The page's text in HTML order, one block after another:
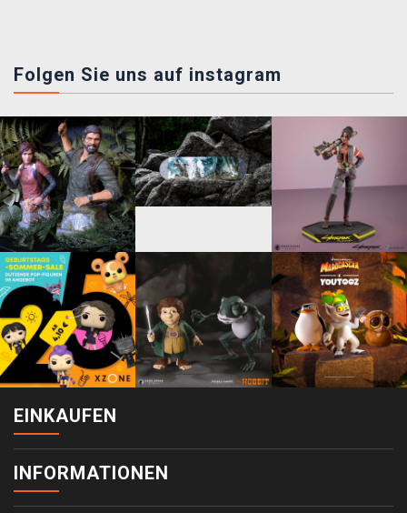
Folgen Sie uns auf instagram
EINKAUFEN
INFORMATIONEN